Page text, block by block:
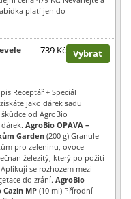
platí jen do
739 Kč Vybrat
Receptář + Speciál
jako dárek sadu
od AgroBio
AgroBio OPAVA –
Garden (200 g) Granule
pro zeleninu, ovoce
železitý, který po požití
se rozhozem mezi
do zrání. AgroBio
Cazin MP (10 ml) Přírodní